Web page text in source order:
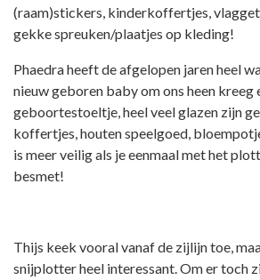
(raam)stickers, kinderkoffertjes,
gekke spreuken/plaatjes op kleding!
Phaedra heeft de afgelopen jaren heel
nieuw geboren baby om ons heen kreeg
geboortestoeltje, heel veel glazen zijn
koffertjes, houten speelgoed,
is meer veilig als je eenmaal met het
besmet!
Thijs keek vooral vanaf de zijlijn toe,
snijplotter heel interessant. Om er toch